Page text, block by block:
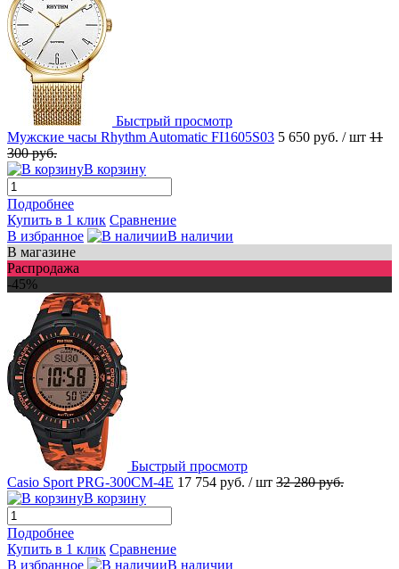
Быстрый просмотр
Мужские часы Rhythm Automatic FI1605S03 5 650 руб. / шт 11
300 руб.
В корзину
Подробнее
Купить в 1 клик Сравнение
В избранное
В наличии
В магазине
Распродажа
-45%
Быстрый просмотр
Casio Sport PRG-300CM-4E 17 754 руб. / шт 32 280 руб.
В корзину
Подробнее
Купить в 1 клик Сравнение
В избранное
В наличии